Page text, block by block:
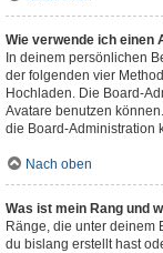
Wie verwende ich einen
In deinem persönlichen
der folgenden vier
Hochladen. Die Board-
Avatare benutzen
die Board-Administration
Nach oben
Was ist mein Rang und
Ränge, die unter deinem
du bislang erstellt hast